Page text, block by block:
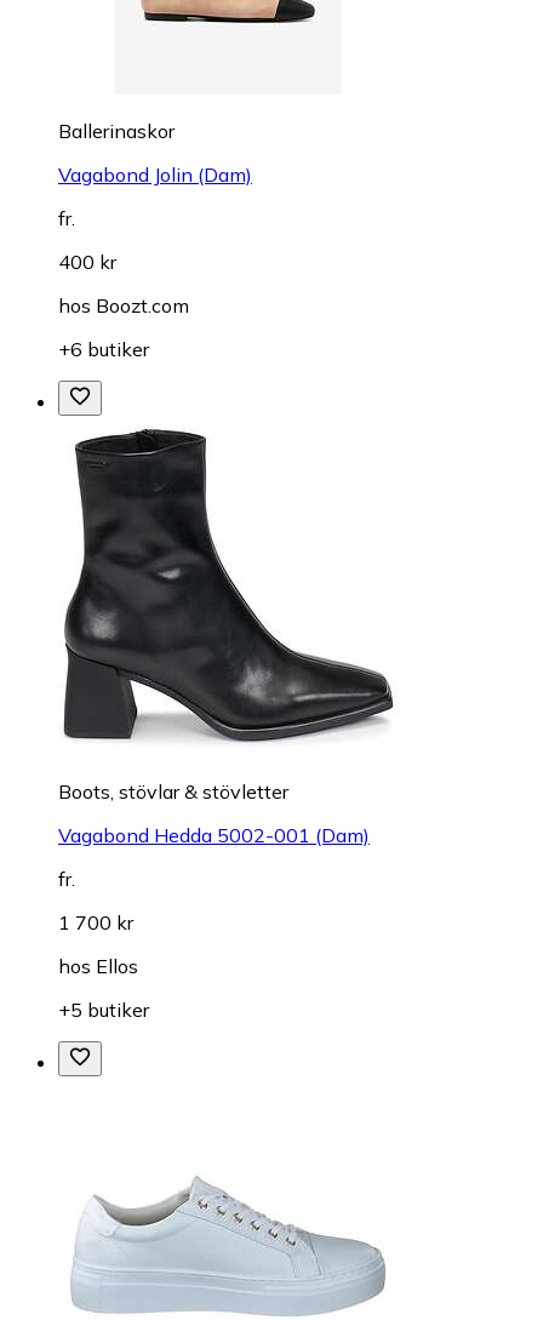
Ballerinaskor
Vagabond Jolin (Dam)
fr.
400 kr
hos Boozt.com
+6 butiker
Boots, stövlar & stövletter
Vagabond Hedda 5002-001 (Dam)
fr.
1 700 kr
hos Ellos
+5 butiker